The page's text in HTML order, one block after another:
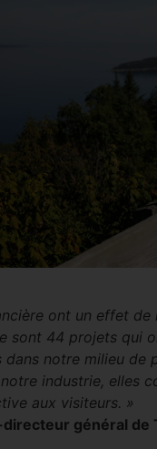
ont un effet
sont 44 projets qui
notre milieu de
industrie, elles
aux visiteurs. »
général de